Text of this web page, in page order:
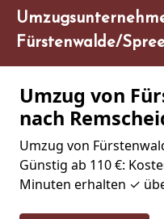
Fürstenwalde/
Umzug von
nach
Umzug von
Günstig ab 110 €:
Minuten erhalten ✓